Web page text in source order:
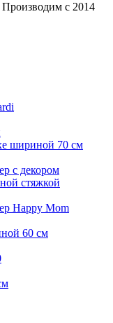
с 2014
шириной 70 см
с декором
стяжкой
Happy Mom
60 см